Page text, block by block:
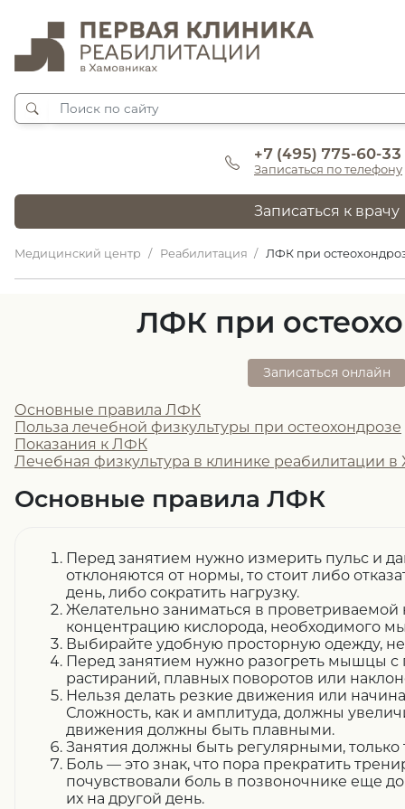
+7 (495) 775-60-33
Записаться по телефону
Записаться к врачу
Медицинский центр Реабилитация ЛФК при
ЛФК при
Записаться онлайн
Основные правила ЛФК
Польза лечебной физкультуры при остеохондрозе
Показания к ЛФК
Лечебная физкультура в клинике реабилитации в
Основные правила ЛФК
Перед занятием нужно измерить пульс и
отклоняются от нормы, то стоит либо
день, либо сократить нагрузку.
Желательно заниматься в проветриваемой
концентрацию кислорода, необходимого
Выбирайте удобную просторную одежду,
Перед занятием нужно разогреть мышцы с
растираний, плавных поворотов или
Нельзя делать резкие движения или
Сложность, как и амплитуда, должны
движения должны быть плавными.
Занятия должны быть регулярными, только
Боль — это знак, что пора прекратить
почувствовали боль в позвоночнике еще
их на другой день.